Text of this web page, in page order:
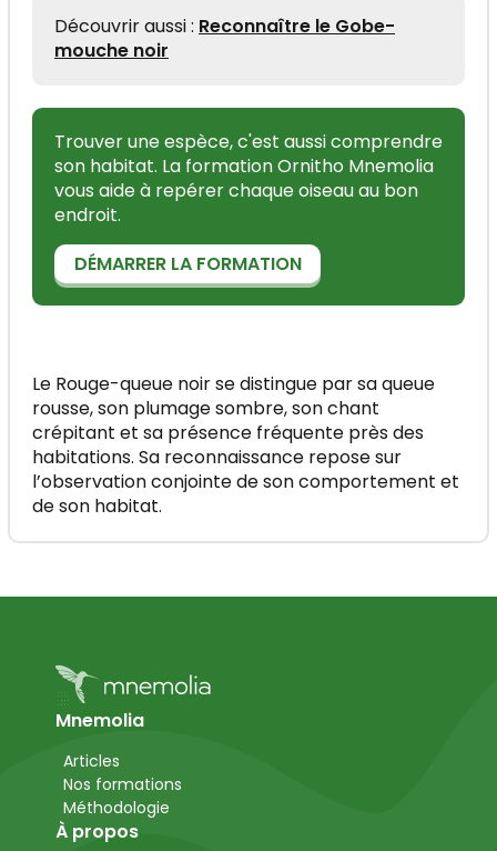
Découvrir aussi : Reconnaître le Gobe-
mouche noir
Trouver une espèce, c'est aussi comprendre
son habitat. La formation Ornitho Mnemolia
vous aide à repérer chaque oiseau au bon
endroit.
DÉMARRER LA FORMATION
Le Rouge-queue noir se distingue par sa queue
rousse, son plumage sombre, son chant
crépitant et sa présence fréquente près des
habitations. Sa reconnaissance repose sur
l’observation conjointe de son comportement et
de son habitat.
Mnemolia
Articles
Nos formations
Méthodologie
À propos